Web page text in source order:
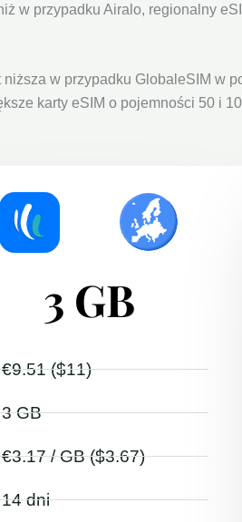
w przypadku Airalo, regionalny
w przypadku GlobaleSIM w
karty eSIM o pojemności 50 i
3 GB
€9.51 ($11)
3 GB
€3.17 / GB ($3.67)
14 dni